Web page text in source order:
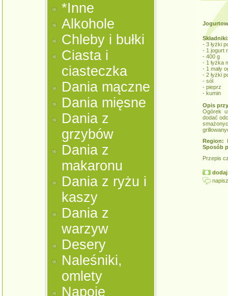
*Inne
Alkohole
Chleby i bułki
Ciasta i
ciasteczka
Dania mączne
Dania mięsne
Dania z
grzybów
Dania z
makaronu
Dania z ryżu i
kaszy
Dania z
warzyw
Desery
Naleśniki,
omlety
Napoje
- 3 łyżki
- 1 jogurt
- 400 g
- 1 łyżka
- 1 mały
- 2 łyżki
- sól
- pieprz
- kumin
Opis
Ogórek
dodać
Region:
Sposób
Przepis